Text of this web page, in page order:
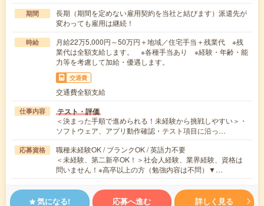
期間
長期（期間を定めない雇用契約を当社と結びます）派遣先が
変わっても雇用は継続！
時給
月給22万5,000円～50万円＋地域／住宅手当＋残業代 ※残
業代は全額支給します。 ※各種手当あり ※経験・年齢・能
力等を考慮して加給・優遇します。
交通費
交通費全額支給
仕事内容 テスト・評価
＜決まった手順で進められる！未経験から挑戦しやすい＞・
ソフトウェア、アプリ動作確認・テスト項目に沿っ…
応募資格
職種未経験OK / ブランクOK / 英語力不要
＜未経験、第二新卒OK！＞社会人経験、業界経験、資格は
問いません！※高卒以上の方（勉強内容は不問）▼…
気になる! 応募へ進む 詳しく見る